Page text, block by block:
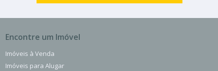
Encontre um Imóvel
Imóveis à Venda
Imóveis para Alugar